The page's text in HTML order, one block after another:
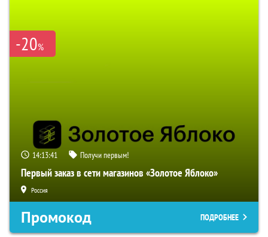
-20%
14:13:40 Получи первым!
Первый заказ в сети магазинов «Золотое Яблоко»
Россия
Промокод ПОДРОБНЕЕ